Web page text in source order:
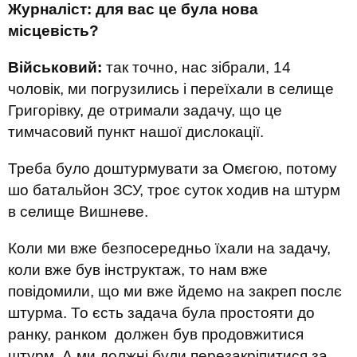
Журналіст: для вас це була нова
місцевість?
Військовий: так точно, нас зібрали, 14
чоловік, ми погрузились і переїхали в селище
Григорівку, де отримали задачу, що це
тимчасовий пункт нашої дислокації.
Треба було доштурмувати за Омєгою, потому
шо батальйон ЗСУ, троє суток ходив на штурм
в селище Вишневе.
Коли ми вже безпосередньо їхали на задачу,
коли вже був інструктаж, то нам вже
повідомили, що ми вже йдемо на закреп послє
штурма. То єсть задача була простояти до
ранку, ранком должен був продовжитися